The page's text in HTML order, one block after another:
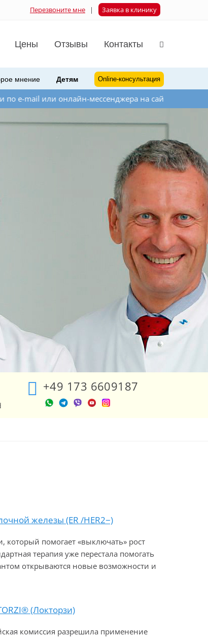
Перезвоните мне | Заявка в клинику
Цены Отзывы Контакты
мнение Детям Online-консультация
мессенджера на сайте справа внизу.
+49 173 6609187
железы (ER /HER2−)
который помогает «выключать» рост
терапия уже перестала помогать
открываются новые возможности и
(Локторзи)
комиссия разрешила применение